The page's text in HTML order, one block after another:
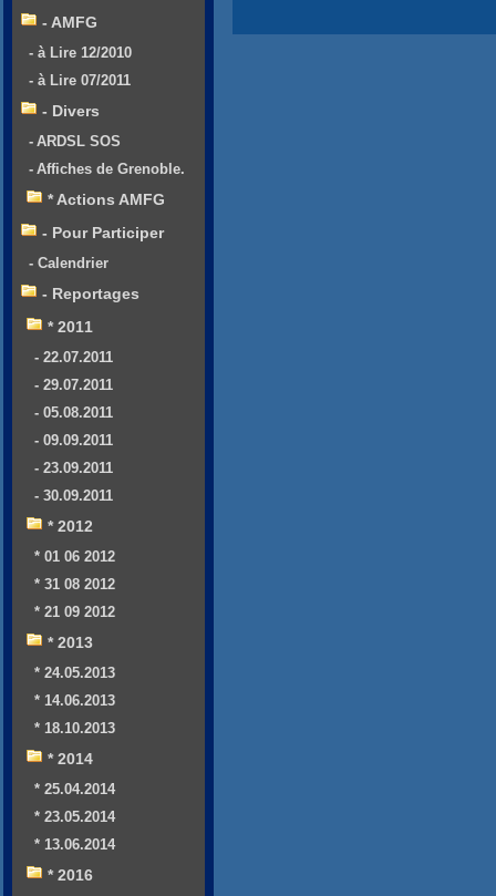
- AMFG
- à Lire 12/2010
- à Lire 07/2011
- Divers
- ARDSL SOS
- Affiches de Grenoble.
* Actions AMFG
- Pour Participer
- Calendrier
- Reportages
* 2011
- 22.07.2011
- 29.07.2011
- 05.08.2011
- 09.09.2011
- 23.09.2011
- 30.09.2011
* 2012
* 01 06 2012
* 31 08 2012
* 21 09 2012
* 2013
* 24.05.2013
* 14.06.2013
* 18.10.2013
* 2014
* 25.04.2014
* 23.05.2014
* 13.06.2014
* 2016